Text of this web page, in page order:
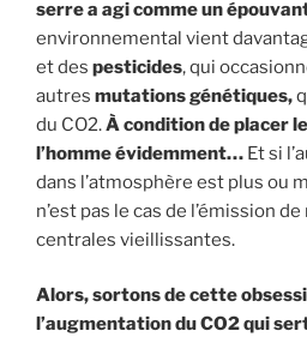
serre a agi comme un
environnemental vient
et des pesticides, qui
autres mutations génétiques,
du CO2.À condition de placer
l’homme évidemment… Et si
dans l’atmosphère est plus ou
n’est pas le cas de l’émission
centrales vieillissantes.
Alors, sortons de cette
l’augmentation du CO2 qui